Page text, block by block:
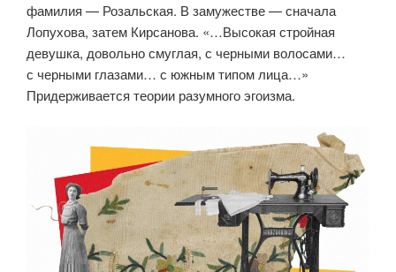
фамилия — Розальская. В замужестве — сначала
Лопухова, затем Кирсанова. «…Высокая стройная
девушка, довольно смуглая, с черными волосами…
с черными глазами… с южным типом лица…»
Придерживается теории разумного эгоизма.